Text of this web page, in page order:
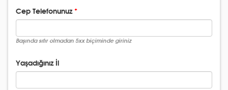
Cep Telefonunuz
Başında sıfır olmadan 5xx biçiminde giriniz
Yaşadığınız İl